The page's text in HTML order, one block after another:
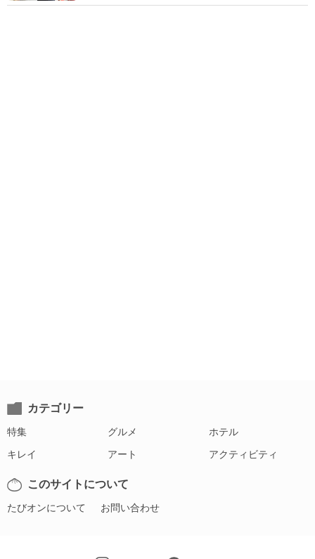
カテゴリー
特集 グルメ ホテル
キレイ アート アクティビティ
このサイトについて
たびオンについて お問い合わせ